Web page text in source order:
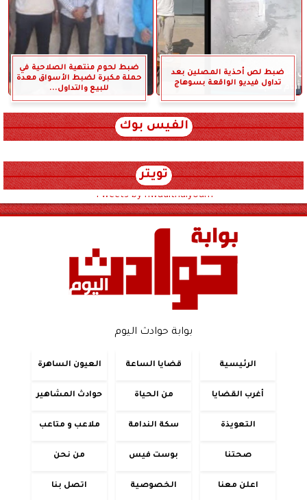
ضبط لص أحذية المصلين بعد
تداول فيديو الواقعة بسوهاج
ضبط لحوم منتهية الصلاحية في
حملة مكبرة لضبط الأسواق معدة
للبيع والتداول...
الفيس بوك
تويتر
Tweets by hwadithalyoum
بوابة حوادث اليوم
الرئيسية قضايا الساعة العيون الساهرة
أغرب القضايا من الحياة حوادث المشاهير
التعويذة سكة الندامة ملاعب و متاعب
صحتنا بوست فيس من نحن
اعلن معنا الخصوصية اتصل بنا